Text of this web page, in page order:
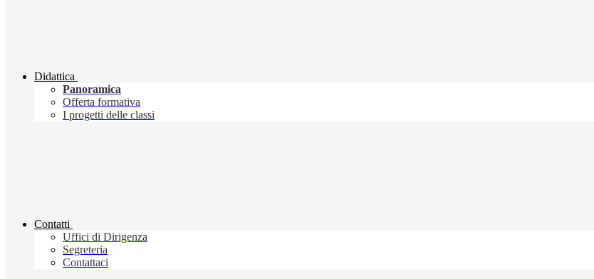
Didattica
Panoramica
Offerta formativa
I progetti delle classi
Contatti
Uffici di Dirigenza
Segreteria
Contattaci